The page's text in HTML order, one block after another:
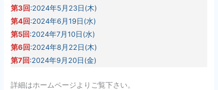
第3回:2024年5月23日(木)
第4回:2024年6月19日(水)
第5回:2024年7月10日(水)
第6回:2024年8月22日(木)
第7回:2024年9月20日(金)
詳細はホームページよりご覧下さい。